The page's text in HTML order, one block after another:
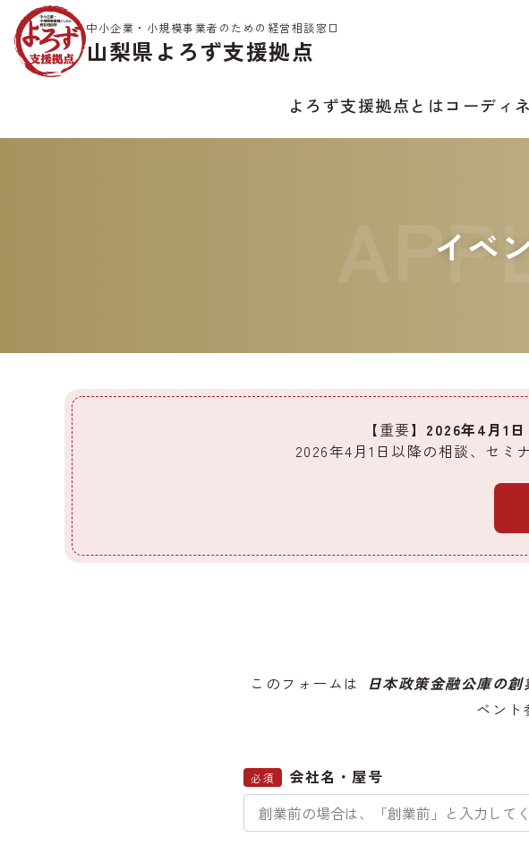
中小企業・小規模事業者のための経営相談窓口
山梨県よろず支援拠点
よろず支援拠点とはコーディ
イベ
【重要】 2026年4月1日
2026年4月1日以降の相談、セミ
このフォームは 日本政策金融公庫の
ベント
必須 会社名・屋号